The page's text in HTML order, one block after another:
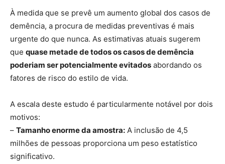
À medida que se prevê um aumento global dos casos de
demência, a procura de medidas preventivas é mais
urgente do que nunca. As estimativas atuais sugerem
que quase metade de todos os casos de demência
poderiam ser potencialmente evitados abordando os
fatores de risco do estilo de vida.
A escala deste estudo é particularmente notável por dois
motivos:
– Tamanho enorme da amostra: A inclusão de 4,5
milhões de pessoas proporciona um peso estatístico
significativo.